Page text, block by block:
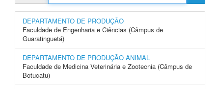
DEPARTAMENTO DE PRODUÇÃO
Faculdade de Engenharia e Ciências (Câmpus de
Guaratinguetá)
DEPARTAMENTO DE PRODUÇÃO ANIMAL
Faculdade de Medicina Veterinária e Zootecnia (Câmpus de
Botucatu)